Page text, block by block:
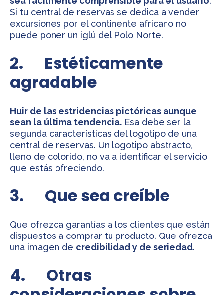
Si tu central de reservas se dedica a vender
excursiones por el continente africano no
puede poner un iglú del Polo Norte.
2. Estéticamente
agradable
Huir de las estridencias pictóricas aunque
sean la última tendencia. Esa debe ser la
segunda características del logotipo de una
central de reservas. Un logotipo abstracto,
lleno de colorido, no va a identificar el servicio
que estás ofreciendo.
3. Que sea creíble
Que ofrezca garantías a los clientes que están
dispuestos a comprar tu producto. Que ofrezca
una imagen de credibilidad y de seriedad.
4. Otras